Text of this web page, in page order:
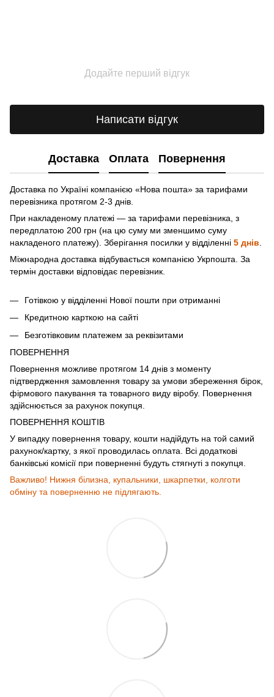
Додайте перший відгук
Написати відгук
Доставка Оплата Повернення
Доставка по Україні компанією «Нова пошта» зa тарифами
перевізника протягом 2-3 днів.
При накладеному платежі — за тарифами перевізника, з
передплатою 200 грн (на цю суму ми зменшимо суму
накладеного платежу). Зберігання посилки у відділенні 5 днів
Міжнародна доставка відбувається компанією Укрпошта. За
термін доставки відповідає перевізник.
Готівкою у відділенні Нової пошти при отриманні
Кредитною карткою на сайті
Безготівковим платежем за реквізитами
ПОВЕРНЕННЯ
Повернення можливе протягом 14 днів з моменту
підтвердження замовлення товару за умови збереження бірок,
фірмового пакування та товарного виду віробу. Повернення
здійснюється за рахунок покупця.
ПОВЕРНЕННЯ КОШТІВ
У випадку повернення товару, кошти надійдуть на той самий
рахунок/картку, з якої проводилась оплата. Всі додаткові
банківські комісії при поверненні будуть стягнуті з покупця.
Важливо! Нижня білизна, купальники, шкарпетки, колготи
обміну та поверненню не підлягають.